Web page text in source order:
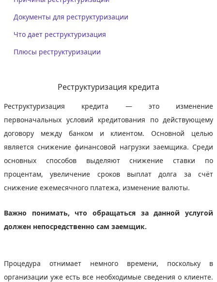
Документы для реструктуризации
Что дает реструктуризация
Плюсы реструктуризации
Реструктуризация кредита
Реструктуризация кредита — это изменение
первоначальных условий кредитования по действующему
договору между банком и клиентом. Основной целью
является снижение финансовой нагрузки заемщика. Среди
основных способов выделяют снижение ставки по
процентам, увеличение сроков выплат долга за счёт
снижение ежемесячного платежа, изменение валюты.
Важно понимать, что обращаться за данной услугой
должен непосредственно сам заемщик.
Процедура отнимает немного времени, поскольку в
организации уже есть все необходимые сведения о клиенте.